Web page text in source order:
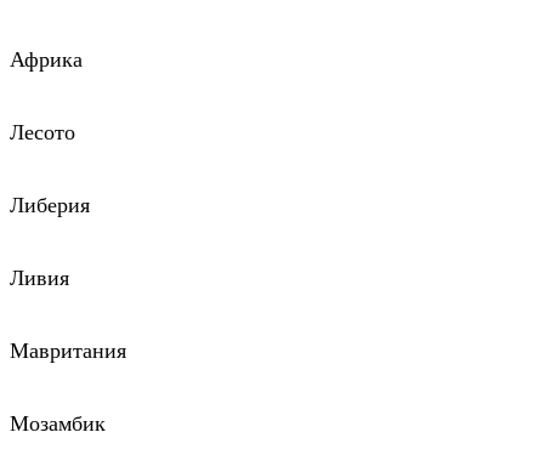
Африка
Лесото
Либерия
Ливия
Мавритания
Мозамбик